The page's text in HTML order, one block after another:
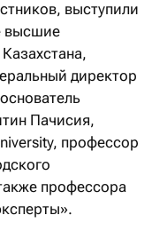
выступили
высшие
директор
Пачисия,
профессор
профессора